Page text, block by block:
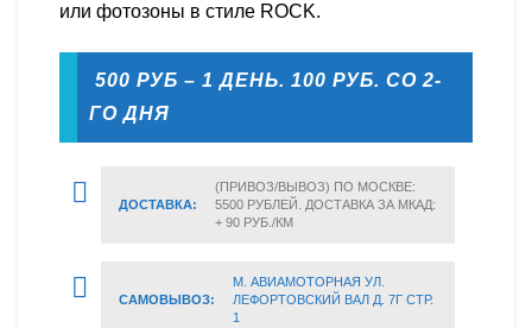
или фотозоны в стиле ROCK.
500 РУБ – 1 ДЕНЬ. 100 РУБ. СО 2-
ГО ДНЯ
ДОСТАВКА:
(ПРИВОЗ/ВЫВОЗ) ПО МОСКВЕ:
5500 РУБЛЕЙ. ДОСТАВКА ЗА МКАД:
+ 90 РУБ./КМ
САМОВЫВОЗ:
М. АВИАМОТОРНАЯ УЛ.
ЛЕФОРТОВСКИЙ ВАЛ Д. 7Г СТР.
1